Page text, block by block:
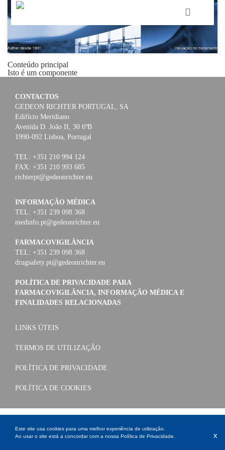
HOME
GEDEON RICHTER PORTUGAL
GEDEON RICHTER GRUPO
ÁREAS TERAPÊUTICAS
CONTACTOS
FAMA
Conteúdo principal
Isto é um componente
CONTACTOS
GEDEON RICHTER PORTUGAL, SA
Edifício Meridiano
Avenida D. João II, 30 6ºB
1990-092 Lisboa, Portugal
TEL: +351 210 994 124
FAX: +351 210 993 685
richterpt@gedeonrichter.eu
INFORMAÇÃO MÉDICA
TEL: +351 239 098 368
medinfo.pt@gedeonrichter.eu
FARMACOVIGILÂNCIA
TEL: +351 239 098 368
drugsafety.pt@gedeonrichter.eu
POLÍTICA DE PRIVACIDADE PARA
FARMACOVIGILÂNCIA, INFORMAÇÃO MÉDICA E
FINALIDADES RELACIONADAS
LINKS ÚTEIS
TERMOS DE UTILIZAÇÃO
POLÍTICA DE PRIVACIDADE
POLÍTICA DE COOKIES
Este site usa cookies para uma melhor experiência de utilização.
Ao usar o site está a concordar com a nossa Política de Privacidade x